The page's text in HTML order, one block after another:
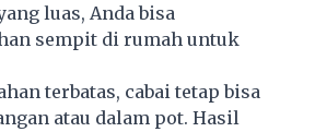
luas, Anda bisa
sempit di rumah untuk
terbatas, cabai tetap bisa
atau dalam pot. Hasil